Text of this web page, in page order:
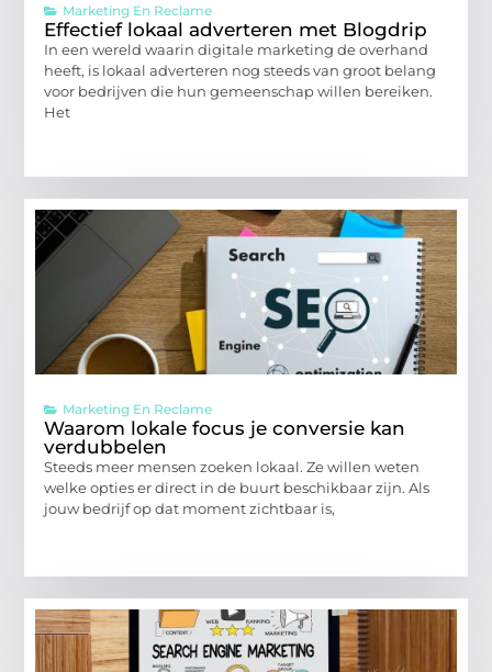
Marketing En Reclame
Effectief lokaal adverteren met Blogdrip
In een wereld waarin digitale marketing de overhand
heeft, is lokaal adverteren nog steeds van groot belang
voor bedrijven die hun gemeenschap willen bereiken.
Het
Marketing En Reclame
Waarom lokale focus je conversie kan
verdubbelen
Steeds meer mensen zoeken lokaal. Ze willen weten
welke opties er direct in de buurt beschikbaar zijn. Als
jouw bedrijf op dat moment zichtbaar is,